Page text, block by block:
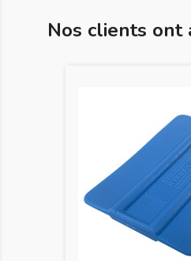
Nos clients ont